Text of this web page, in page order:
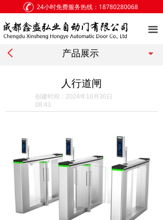
끀
网站首页
关于我们
产品展示
新闻中心
联系我们
24小时免费服务热线：18780280068
人行道闸
创建时间： 2024年10月30日
08:43
넳 끙
产品展示